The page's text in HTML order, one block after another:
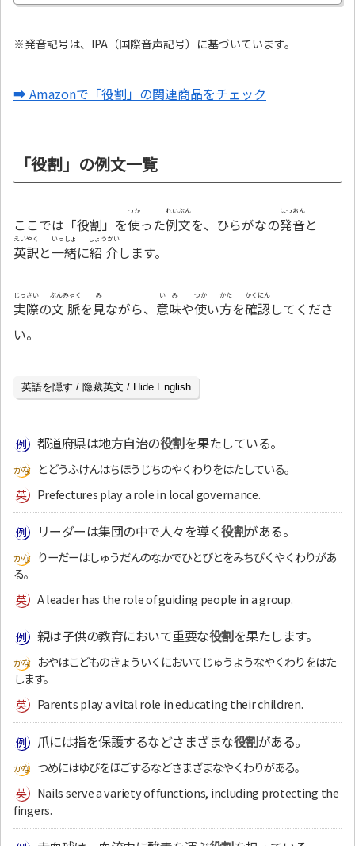
※発音記号は、IPA（国際音声記号）に基づいています。
➡ Amazonで「役割」の関連商品をチェック
「役割」の例文一覧
ここでは「役割」を使
つか
った例文
れいぶん
を、ひらがなの発音
はつおん
と
英訳
えいやく
と一緒
いっしょ
に紹介
しょうかい
します。
実際
じっさい
の文脈
ぶんみゃく
を見
み
ながら、 意味
いみ
や使
つか
い方
かた
を確認
かくにん
してくださ
い。
英語を隠す / 隐藏英文 / Hide English
都道府県は地方自治の役割を果たしている。
とどうふけんはちほうじちのやくわりをはたしている。
Prefectures play a role in local governance.
リーダーは集団の中で人々を導く役割がある。
りーだーはしゅうだんのなかでひとびとをみちびくやくわりがあ
る。
A leader has the role of guiding people in a group.
親は子供の教育において重要な役割を果たします。
おやはこどものきょういくにおいてじゅうようなやくわりをはた
します。
Parents play a vital role in educating their children.
爪には指を保護するなどさまざまな役割がある。
つめにはゆびをほごするなどさまざまなやくわりがある。
Nails serve a variety of functions, including protecting the
fingers.